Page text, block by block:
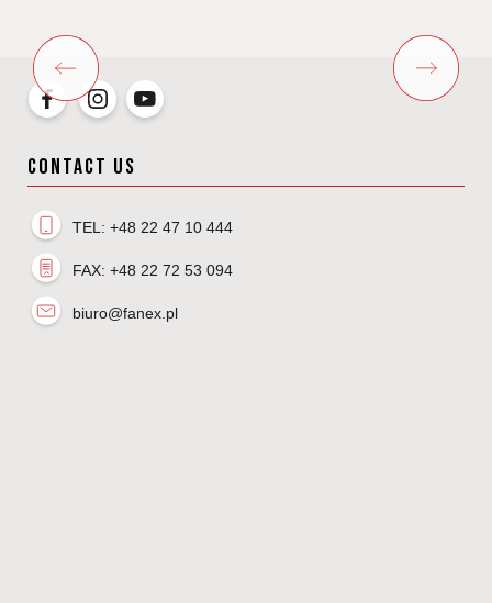
CONTACT US
TEL: +48 22 47 10 444
FAX: +48 22 72 53 094
biuro@fanex.pl